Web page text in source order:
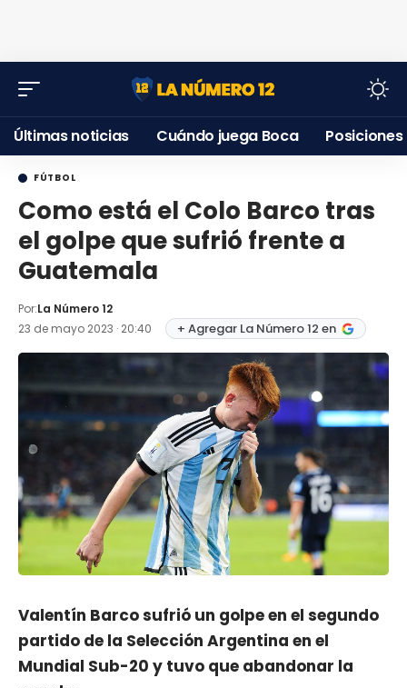
Últimas noticias Cuándo juega Boca Posiciones
FÚTBOL
Como está el Colo Barco tras
el golpe que sufrió frente a
Guatemala
Por:La Número 12
23 de mayo 2023 · 20:40
+ Agregar La Número 12 en
Valentín Barco sufrió un golpe en el segundo
partido de la Selección Argentina en el
Mundial Sub-20 y tuvo que abandonar la